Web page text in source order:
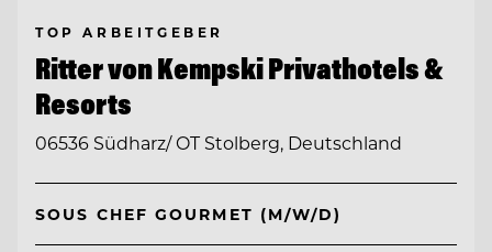
TOP ARBEITGEBER
Ritter von Kempski Privathotels &
Resorts
06536 Südharz/ OT Stolberg, Deutschland
SOUS CHEF GOURMET (M/W/D)